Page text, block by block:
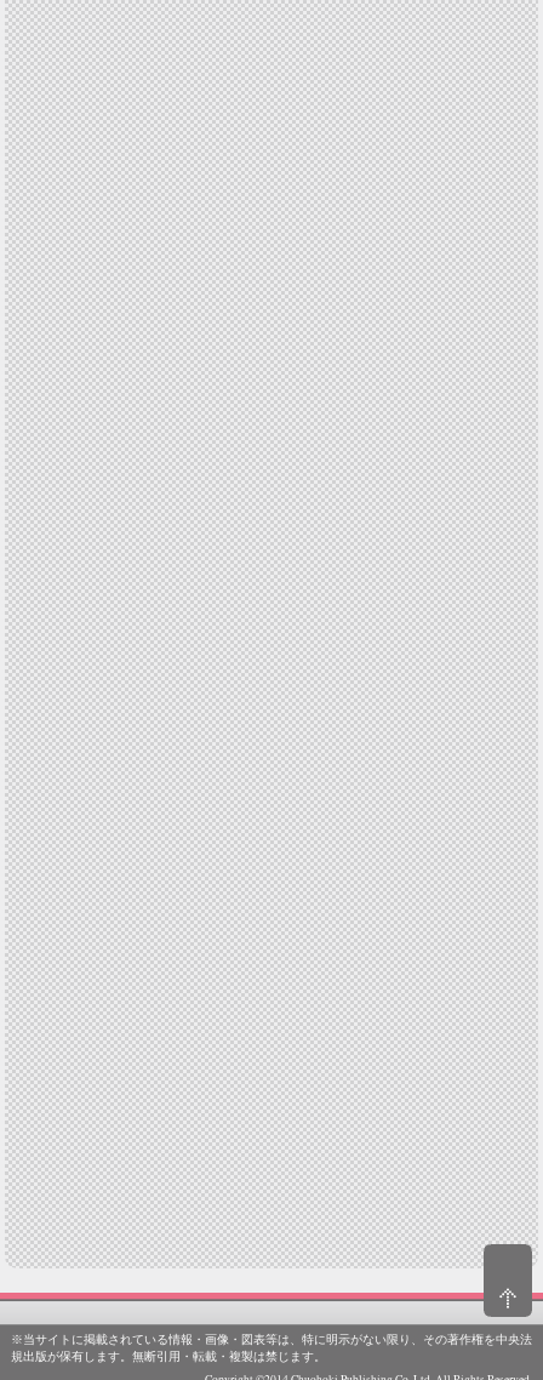
※当サイトに掲載されている情報・画像・図表等は、特に明示がない限り、その著作権を中央法
規出版が保有します。無断引用・転載・複製は禁じます。